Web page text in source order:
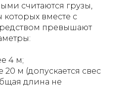
считаются грузы,
вместе с
превышают
4 м;
20 м (допускается свес
длина не